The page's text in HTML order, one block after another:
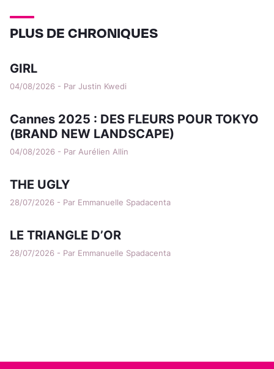
PLUS DE CHRONIQUES
GIRL
04/08/2026 - Par Justin Kwedi
Cannes 2025 : DES FLEURS POUR TOKYO
(BRAND NEW LANDSCAPE)
04/08/2026 - Par Aurélien Allin
THE UGLY
28/07/2026 - Par Emmanuelle Spadacenta
LE TRIANGLE D’OR
28/07/2026 - Par Emmanuelle Spadacenta